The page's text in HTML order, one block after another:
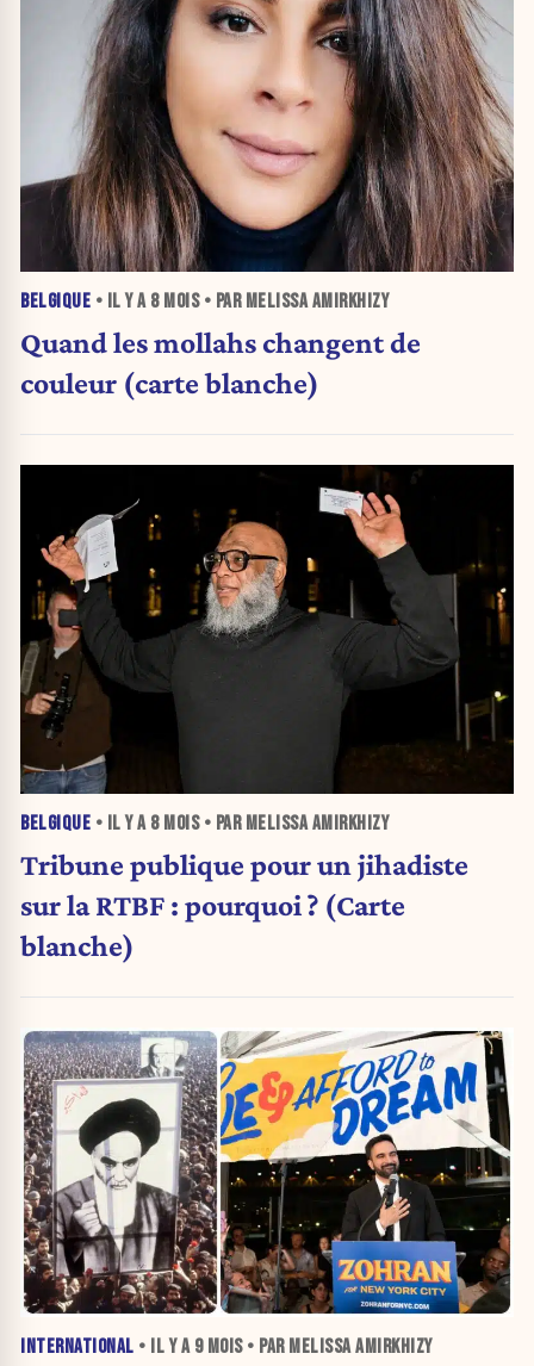
BELGIQUE • IL Y A 8 MOIS• PAR MELISSA AMIRKHIZY
Quand les mollahs changent de
couleur (carte blanche)
BELGIQUE • IL Y A 8 MOIS• PAR MELISSA AMIRKHIZY
Tribune publique pour un jihadiste
sur la RTBF : pourquoi ? (Carte
blanche)
INTERNATIONAL • IL Y A 9 MOIS• PAR MELISSA AMIRKHIZY